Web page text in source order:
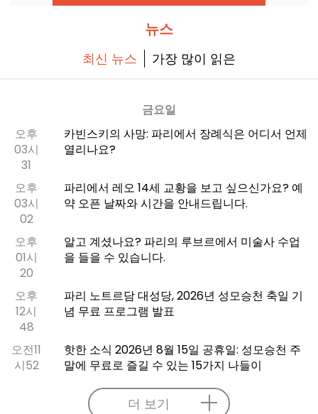
뉴스
최신 뉴스 가장 많이 읽은
금요일
오후
03시
31
카빈스키의 사망: 파리에서 장례식은 어디서 언제
열리나요?
오후
03시
02
파리에서 레오 14세 교황을 보고 싶으신가요? 예
약 오픈 날짜와 시간을 안내드립니다.
오후
01시
20
알고 계셨나요? 파리의 루브르에서 미술사 수업
을 들을 수 있습니다.
오후
12시
48
파리 노트르담 대성당, 2026년 성모승천 축일 기
념 무료 프로그램 발표
오전11
시52
핫한 소식 2026년 8월 15일 공휴일: 성모승천 주
말에 무료로 즐길 수 있는 15가지 나들이
더 보기